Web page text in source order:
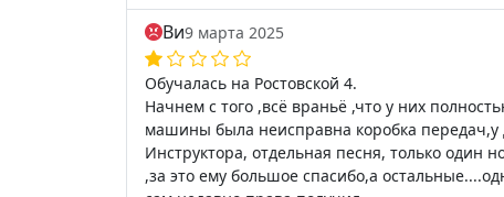
Ви9 марта 2025
Обучалась на Ростовской 4.
Начнем с того ,всё враньё ,что у них
машины была неисправна коробка передач,у
Инструктора, отдельная песня, только один
,за это ему большое спасибо,а